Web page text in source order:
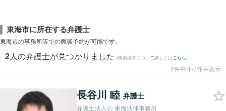
東海市に所在する弁護士
東海市の事務所等での面談予約が可能です。
2 人の弁護士が見つかりました (検索結果について詳しくは こちら)
2件中 1-2件を表示
長谷川 睦 弁護士
弁護士法人心 東海法律事務所